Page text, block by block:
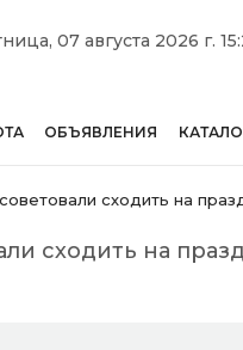
07 августа 2026 г.
ОБЪЯВЛЕНИЯ
сходить на
сходить на